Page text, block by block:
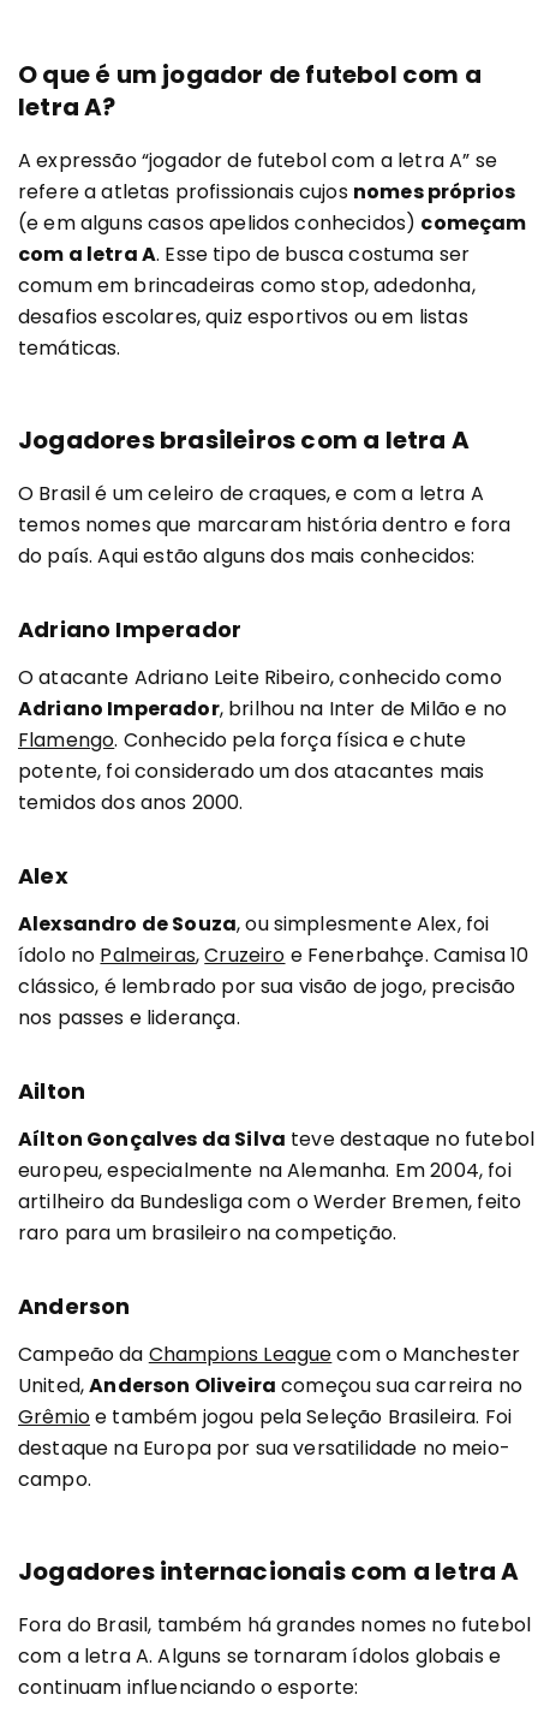
O que é um jogador de futebol com a
letra A?
A expressão “jogador de futebol com a letra A” se
refere a atletas profissionais cujos nomes próprios
(e em alguns casos apelidos conhecidos) começam
com a letra A. Esse tipo de busca costuma ser
comum em brincadeiras como stop, adedonha,
desafios escolares, quiz esportivos ou em listas
temáticas.
Jogadores brasileiros com a letra A
O Brasil é um celeiro de craques, e com a letra A
temos nomes que marcaram história dentro e fora
do país. Aqui estão alguns dos mais conhecidos:
Adriano Imperador
O atacante Adriano Leite Ribeiro, conhecido como
Adriano Imperador, brilhou na Inter de Milão e no
Flamengo. Conhecido pela força física e chute
potente, foi considerado um dos atacantes mais
temidos dos anos 2000.
Alex
Alexsandro de Souza, ou simplesmente Alex, foi
ídolo no Palmeiras,Cruzeiro e Fenerbahçe. Camisa 10
clássico, é lembrado por sua visão de jogo, precisão
nos passes e liderança.
Ailton
Aílton Gonçalves da Silva teve destaque no futebol
europeu, especialmente na Alemanha. Em 2004, foi
artilheiro da Bundesliga com o Werder Bremen, feito
raro para um brasileiro na competição.
Anderson
Campeão da Champions Leaguecom o Manchester
United,Anderson Oliveira começou sua carreira no
Grêmioe também jogou pela Seleção Brasileira. Foi
destaque na Europa por sua versatilidade no meio-
campo.
Jogadores internacionais com a letra A
Fora do Brasil, também há grandes nomes no futebol
com a letra A. Alguns se tornaram ídolos globais e
continuam influenciando o esporte: